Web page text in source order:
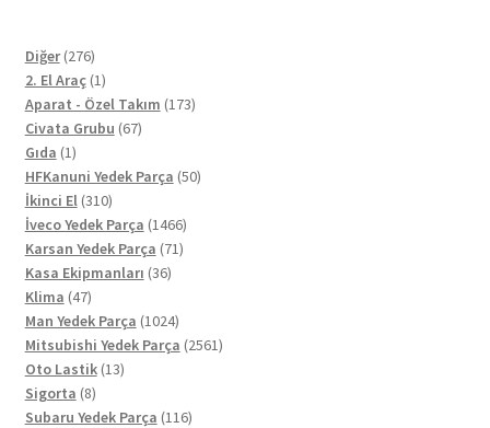
Diğer 276276
ürün
2. El Araç 11
ürün
Aparat - Özel Takım 173173
Civata Grubu 6767
Gıda 11
ürün
HFKanuni Yedek Parça 5050
İkinci El 310310
ürün
İveco Yedek Parça 14661466
ürün
Karsan Yedek Parça 7171
Kasa Ekipmanları 3636
Klima 4747
ürün
Man Yedek Parça 10241024
ürün
Mitsubishi Yedek Parça 25612561
Oto Lastik 1313
Sigorta 88
ürün
Subaru Yedek Parça 116116